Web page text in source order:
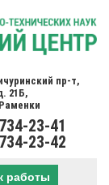
пр-т,
21Б,
734-23-41
734-23-42
работы